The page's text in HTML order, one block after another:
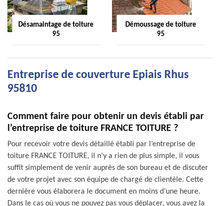
Désamaintage de toiture
95
Démoussage de toiture
95
Entreprise de couverture Epiais Rhus
95810
Comment faire pour obtenir un devis établi par
l’entreprise de toiture FRANCE TOITURE ?
Pour recevoir votre devis détaillé établi par l’entreprise de
toiture FRANCE TOITURE, il n’y a rien de plus simple, il vous
suffit simplement de venir auprès de son bureau et de discuter
de votre projet avec son équipe de chargé de clientèle. Cette
dernière vous élaborera le document en moins d’une heure.
Dans le cas où vous ne pouvez pas vous déplacer, vous avez la